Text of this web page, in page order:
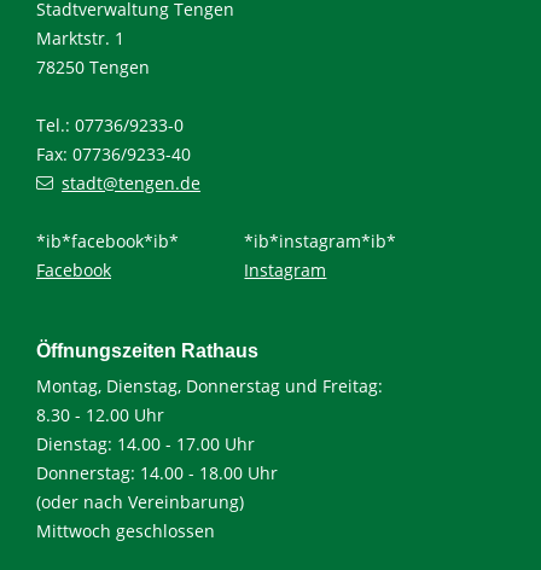
Stadtverwaltung Tengen
Marktstr. 1
78250 Tengen
Tel.: 07736/9233-0
Fax: 07736/9233-40
stadt@tengen.de
*ib*facebook*ib*
Facebook
*ib*instagram*ib*
Instagram
Öffnungszeiten Rathaus
Montag, Dienstag, Donnerstag und Freitag:
8.30 - 12.00 Uhr
Dienstag: 14.00 - 17.00 Uhr
Donnerstag: 14.00 - 18.00 Uhr
(oder nach Vereinbarung)
Mittwoch geschlossen